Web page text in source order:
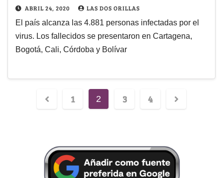
ABRIL 24, 2020 LAS DOS ORILLAS
El país alcanza las 4.881 personas infectadas por el
virus. Los fallecidos se presentaron en Cartagena,
Bogotá, Cali, Córdoba y Bolívar
1 2 3 4